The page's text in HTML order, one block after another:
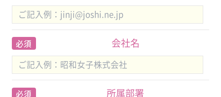
会社名
必須
所属部署
必須